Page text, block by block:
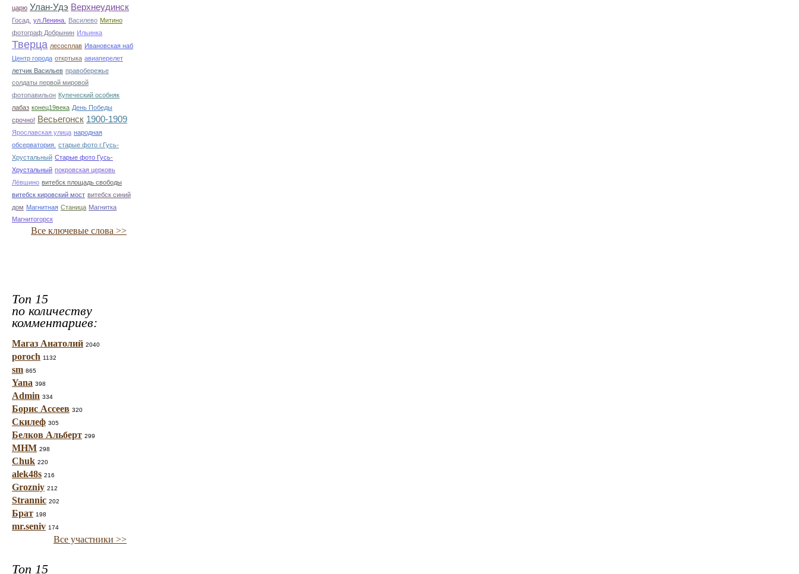
царю Улан-Удэ Верхнеудинск
Госад. ул.Ленина. Василево Митино
фотограф Добрынин Ильинка
Тверца лесосплав Ивановская наб
Центр города откртыка авиаперелет
летчик Васильев правобережье
солдаты первой мировой
фотопавильон Купеческий особняк
лабаз конец19века День Победы
срочно! Весьегонск 1900-1909
Ярославская улица народная
обсерватория. старые фото г.Гусь-
Хрустальный Старые фото Гусь-
Хрустальный покровская церковь
Лёвшино витебск площадь свободы
витебск кировский мост витебск синий
дом Магнитная Станица Магнитка
Магнитогорск
Все ключевые слова >>
Топ 15
по количеству
комментариев:
Магаз Анатолий 2040
poroch 1132
sm 865
Yana 398
Admin 334
Борис Ассеев 320
Скилеф 305
Белков Альберт 299
МНМ 298
Chuk 220
alek48s 216
Grozniy 212
Strannic 202
Брат 198
mr.seniv 174
Все участники >>
Топ 15